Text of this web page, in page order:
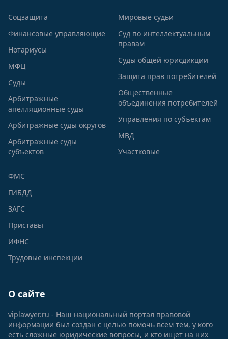
Соцзащита
Финансовые управляющие
Нотариусы
МФЦ
Суды
Арбитражные
апелляционные суды
Арбитражные суды округов
Арбитражные суды
субъектов
Мировые судьи
Суд по интеллектуальным
правам
Суды общей юрисдикции
Защита прав потребителей
Общественные
объединения потребителей
Управления по субъектам
МВД
Участковые
ФМС
ГИБДД
ЗАГС
Приставы
ИФНС
Трудовые инспекции
О сайте
viplawyer.ru - Наш национальный портал правовой
информации был создан с целью помочь всем тем, у кого
есть сложные юридические вопросы, и кто ищет на них